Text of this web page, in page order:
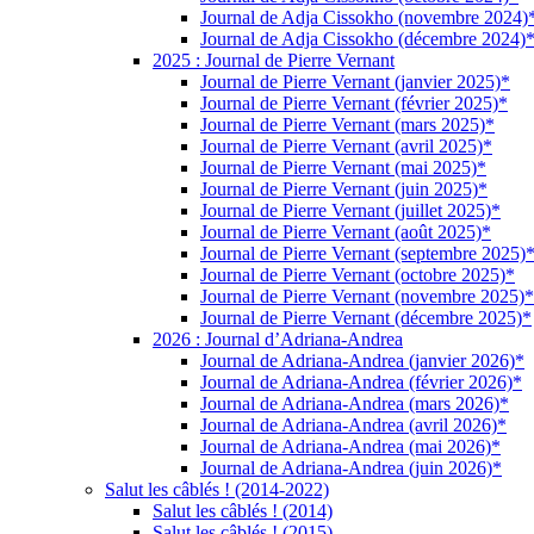
Journal de Adja Cissokho (novembre
Journal de Adja Cissokho (décembre 2024)*
2025 : Journal de Pierre Vernant
Journal de Pierre Vernant (janvier 2025)*
Journal de Pierre Vernant (février 2025)*
Journal de Pierre Vernant (mars 2025)*
Journal de Pierre Vernant (avril 2025)*
Journal de Pierre Vernant (mai 2025)*
Journal de Pierre Vernant (juin 2025)*
Journal de Pierre Vernant (juillet 2025)*
Journal de Pierre Vernant (août 2025)*
Journal de Pierre Vernant (septembre 2025)*
Journal de Pierre Vernant (octobre 2025)*
Journal de Pierre Vernant (novembre 2025)*
Journal de Pierre Vernant (décembre 2025)*
2026 : Journal d’Adriana-Andrea
Journal de Adriana-Andrea (janvier 2026)*
Journal de Adriana-Andrea (février 2026)*
Journal de Adriana-Andrea (mars 2026)*
Journal de Adriana-Andrea (avril 2026)*
Journal de Adriana-Andrea (mai 2026)*
Journal de Adriana-Andrea (juin 2026)*
Salut les câblés ! (2014-2022)
Salut les câblés ! (2014)